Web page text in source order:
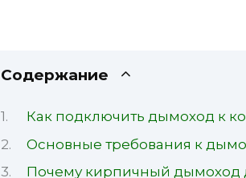
Содержание
Как подключить дымоход к
Основные требования к
Почему кирпичный дымоход